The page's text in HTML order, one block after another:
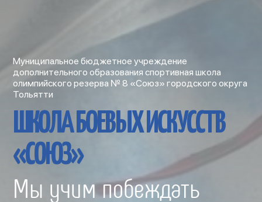
Муниципальное бюджетное учреждение
дополнительного образования спортивная школа
олимпийского резерва № 8 «Союз» городского округа
Тольятти
ШКОЛА БОЕВЫХ ИСКУССТВ
«СОЮЗ»
Мы учим побеждать